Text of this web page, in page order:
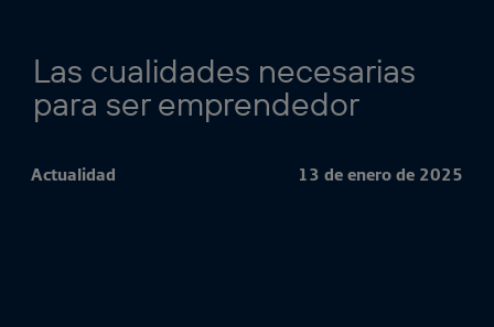
Las cualidades necesarias
para ser emprendedor
Actualidad 13 de enero de 2025